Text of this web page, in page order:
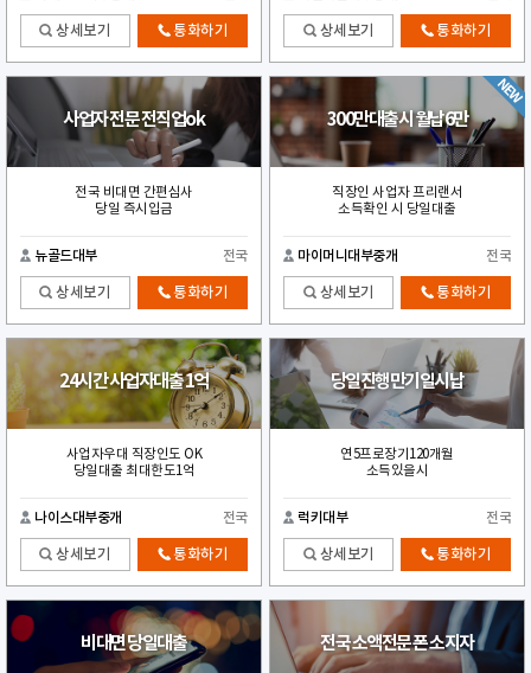
상세보기 통화하기 상세보기 통화하기
사업자 전문 전직업ok
전국 비대면 간편심사
당일 즉시입금
뉴골드대부 전국
상세보기 통화하기
300만대출시 월납6만
직장인 사업자 프리랜서
소득확인 시 당일대출
마이머니대부중개 전국
상세보기 통화하기
24시간 사업자대출 1억
사업자우대 직장인도 OK
당일대출 최대한도1억
나이스대부중개 전국
상세보기 통화하기
당일진행만기일시납
연5프로장기120개월
소득있을시
럭키대부 전국
상세보기 통화하기
비대면 당일대출 전국 소액전문 폰 소지자